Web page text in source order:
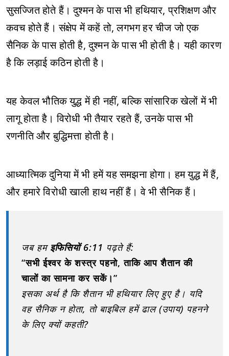
सुसज्जित होते हैं। दुश्मन के पास भी हथियार, प्रशिक्षण और
कवच होते हैं। संक्षेप में कहें तो, लगभग हर चीज जो एक
सैनिक के पास होती है, दुश्मन के पास भी होती है। यही कारण
है कि लड़ाई कठिन होती है।
यह केवल भौतिक युद्ध में ही नहीं, बल्कि सांसारिक खेलों में भी
लागू होता है। विरोधी भी तैयार रहते हैं, उनके पास भी
रणनीति और बुद्धिमत्ता होती है।
आध्यात्मिक दुनिया में भी हमें यह समझना होगा। हम युद्ध में हैं,
और हमारे विरोधी खाली हाथ नहीं हैं। वे भी सैनिक हैं।
जब हमइफिसियों 6:11 पढ़ते हैं:
“सभी ईश्वर के शस्त्र पहनो, ताकि आप शैतान की
चालों का सामना कर सकें।”
इसका अर्थ है कि शैतान भी हथियार लिए हुए है। यदि
वह सैनिक न होता, तो बाइबिल हमें ढाल (उपाय) पहनने
के लिए क्यों कहती?